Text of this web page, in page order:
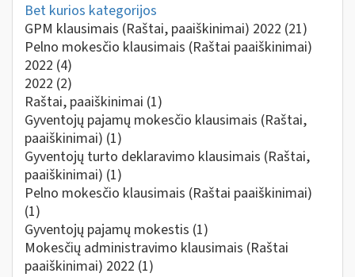
Bet kurios kategorijos
GPM klausimais (Raštai, paaiškinimai) 2022 (21)
Pelno mokesčio klausimais (Raštai paaiškinimai)
2022 (4)
2022 (2)
Raštai, paaiškinimai (1)
Gyventojų pajamų mokesčio klausimais (Raštai,
paaiškinimai) (1)
Gyventojų turto deklaravimo klausimais (Raštai,
paaiškinimai) (1)
Pelno mokesčio klausimais (Raštai paaiškinimai)
(1)
Gyventojų pajamų mokestis (1)
Mokesčių administravimo klausimais (Raštai
paaiškinimai) 2022 (1)